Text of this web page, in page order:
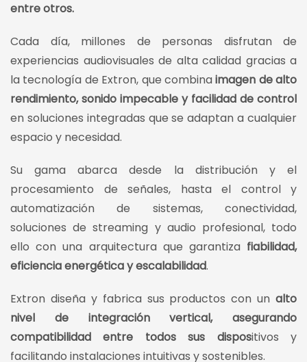
entre otros.
Cada día, millones de personas disfrutan de
experiencias audiovisuales de alta calidad gracias a
la tecnología de Extron, que combinaimagen de alto
rendimiento, sonido impecable y facilidad de control
en soluciones integradas que se adaptan a cualquier
espacio y necesidad.
Su gama abarca desde la distribución y el
procesamiento de señales, hasta el control y
automatización de sistemas, conectividad,
soluciones de streaming y audio profesional, todo
ello con una arquitectura que garantiza fiabilidad,
eficiencia energética y escalabilidad.
Extron diseña y fabrica sus productos con un alto
nivel de integración vertical, asegurando
compatibilidad entre todos sus dispositivos y
facilitando instalaciones intuitivas y sostenibles.